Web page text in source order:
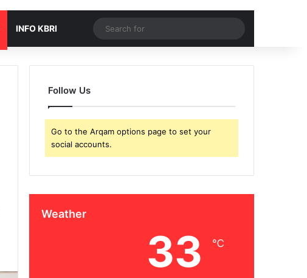
INFO KBRI
for
Follow Us
Go to the Arqam options page to set your
social accounts.
Weather
33 ℃